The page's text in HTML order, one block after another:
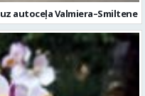
autoceļa Valmiera–Smiltene